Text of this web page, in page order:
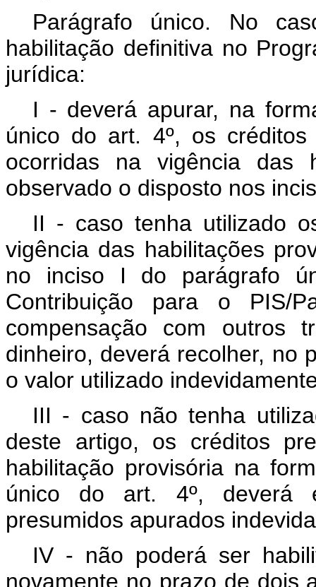
Parágrafo único. No
habilitação definitiva no
jurídica:
I - deverá apurar, na
único do art. 4º, os
ocorridas na vigência das
observado o disposto nos
II - caso tenha utilizado
vigência das habilitações
no inciso I do parágrafo
Contribuição para o PIS/
compensação com outros
dinheiro, deverá recolher, no
o valor utilizado
III - caso não tenha
deste artigo, os créditos
habilitação provisória na
único do art. 4º, deverá
presumidos apurados
IV - não poderá ser
novamente no prazo de dois